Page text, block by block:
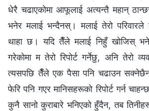
धेरै चढाएकोमा आफूलाई अत्यन्तै महान्
भनेर मलाई भन्दैनस्। मलाई तेरो परिवारले
थाहा छ। यदि तैँले मलाई निहुँ खोजिस् भने,
गरेकोमा म तेरो रिपोर्ट गर्नेछु, अनि तेरो
त्यसपछि तैँले एक पैसा पनि चढाउन
फेरि पनि गएर मानिसहरूको रिपोर्ट गर्न
कुनै सानो कुराबारे भनिएको हुँदैन, तब